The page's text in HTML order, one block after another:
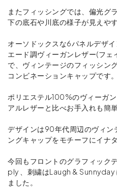
またフィッシングでは、偏光グ
下の底石や川底の様子が見えや
オーソドックスな6パネルデザ
エード調ヴィーガンレザー(フェ
で、ヴィンテージのフィッシン
コンビネーションキャップです。
ポリエステル100%のヴィーガ
アルレザーと比べお手入れも簡単
デザインは90年代周辺のヴィン
ングキャップをモチーフにイナ
今回もフロントのグラフィック
ply 、刺繍はLaugh & Sunnyday
ました。